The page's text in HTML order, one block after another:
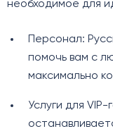
необходимое для
Персонал:
помочь вам с
максимально
Услуги для